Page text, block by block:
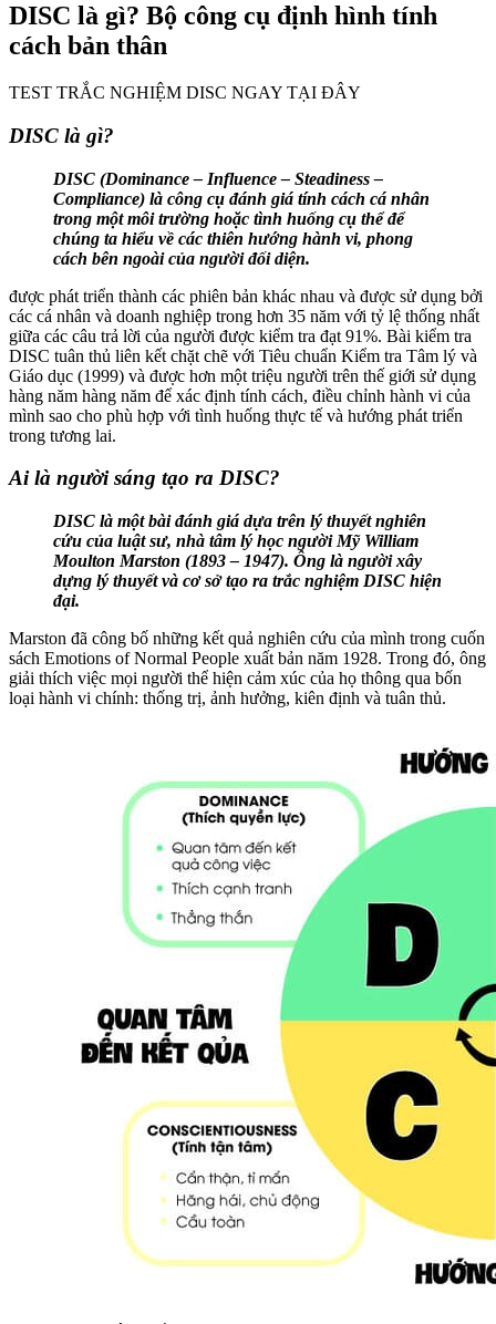
DISC là gì? Bộ công cụ định hình tính
cách bản thân
TEST TRẮC NGHIỆM DISC NGAY TẠI ĐÂY
DISC là gì?
DISC (Dominance – Influence – Steadiness –
Compliance) là công cụ đánh giá tính cách cá nhân
trong một môi trường hoặc tình huống cụ thể để
chúng ta hiểu về các thiên hướng hành vi, phong
cách bên ngoài của người đối diện.
được phát triển thành các phiên bản khác nhau và được sử dụng bởi
các cá nhân và doanh nghiệp trong hơn 35 năm với tỷ lệ thống nhất
giữa các câu trả lời của người được kiểm tra đạt 91%. Bài kiểm tra
DISC tuân thủ liên kết chặt chẽ với Tiêu chuẩn Kiểm tra Tâm lý và
Giáo dục (1999) và được hơn một triệu người trên thế giới sử dụng
hàng năm hàng năm để xác định tính cách, điều chỉnh hành vi của
mình sao cho phù hợp với tình huống thực tế và hướng phát triển
trong tương lai.
Ai là người sáng tạo ra DISC?
DISC là một bài đánh giá dựa trên lý thuyết nghiên
cứu của luật sư, nhà tâm lý học người Mỹ William
Moulton Marston (1893 – 1947). Ông là người xây
dựng lý thuyết và cơ sở tạo ra trắc nghiệm DISC hiện
đại.
Marston đã công bố những kết quả nghiên cứu của mình trong cuốn
sách Emotions of Normal People xuất bản năm 1928. Trong đó, ông
giải thích việc mọi người thể hiện cảm xúc của họ thông qua bốn
loại hành vi chính: thống trị, ảnh hưởng, kiên định và tuân thủ.